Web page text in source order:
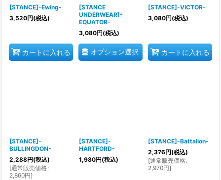
[STANCE]-Ewing-
3,520円(税込)
カートに入れる
[STANCE
UNDERWEAR]-
EQUATOR-
3,080円(税込)
オプション選択
[STANCE]-VICTOR-
3,080円(税込)
カートに入れる
[STANCE]-
BULLINGDON-
2,288円(税込)
[通常販売価格:
2,860円]
[STANCE]-
HARTFORD-
1,980円(税込)
[STANCE]-Battalion-
2,376円(税込)
[通常販売価格:
2,970円]